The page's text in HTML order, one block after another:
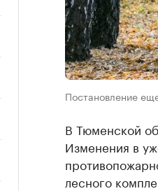
Постановление
В Тюменской
Изменения в
лесного